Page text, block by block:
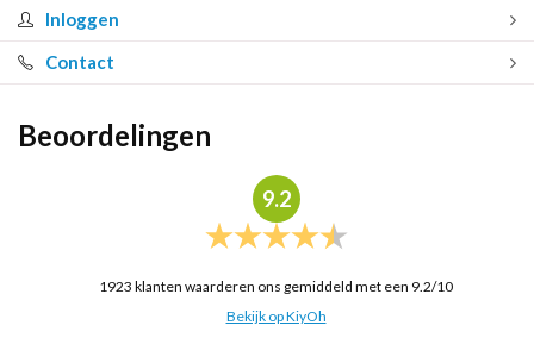
Inloggen
Contact
Beoordelingen
9.2
1923 klanten waarderen ons gemiddeld met een 9.2/10
Bekijk op KiyOh